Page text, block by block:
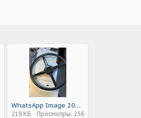
WhatsApp Image 2025-04-14 at 21.25.32.jpeg
219 КБ Просмотры: 256